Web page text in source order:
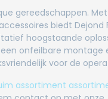
gereedschappen.
biedt Dejond
hoogstaande
onfeilbare montage
voor de
assortiment